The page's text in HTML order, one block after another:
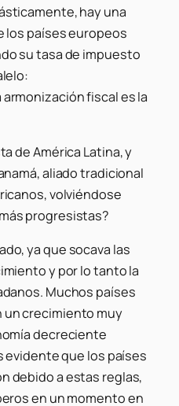
hay una
los países europeos
su tasa de impuesto
fiscal es la
de América Latina, y
aliado tradicional
volviéndose
progresistas?
ya que socava las
y por lo tanto la
Muchos países
crecimiento muy
decreciente
evidente que los países
debido a estas reglas,
en un momento en